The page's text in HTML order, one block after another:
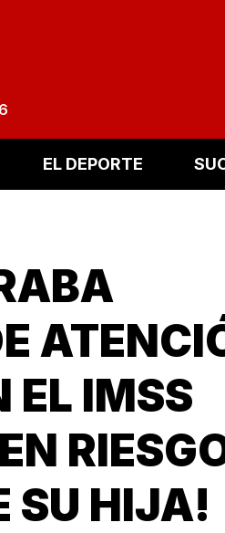
EL DEPORTE
EL IMSS
SU HIJA!